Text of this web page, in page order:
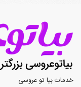
خدمات بیا تو عروسی